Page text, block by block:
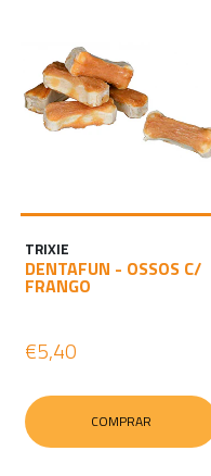
TRIXIE
DENTAFUN - OSSOS C/
FRANGO
€5,40
COMPRAR